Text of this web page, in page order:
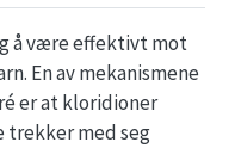
å være effektivt mot
En av mekanismene
er at kloridioner
trekker med seg